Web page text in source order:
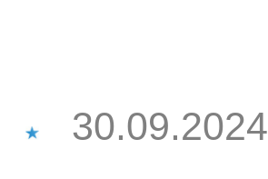
30.09.2024